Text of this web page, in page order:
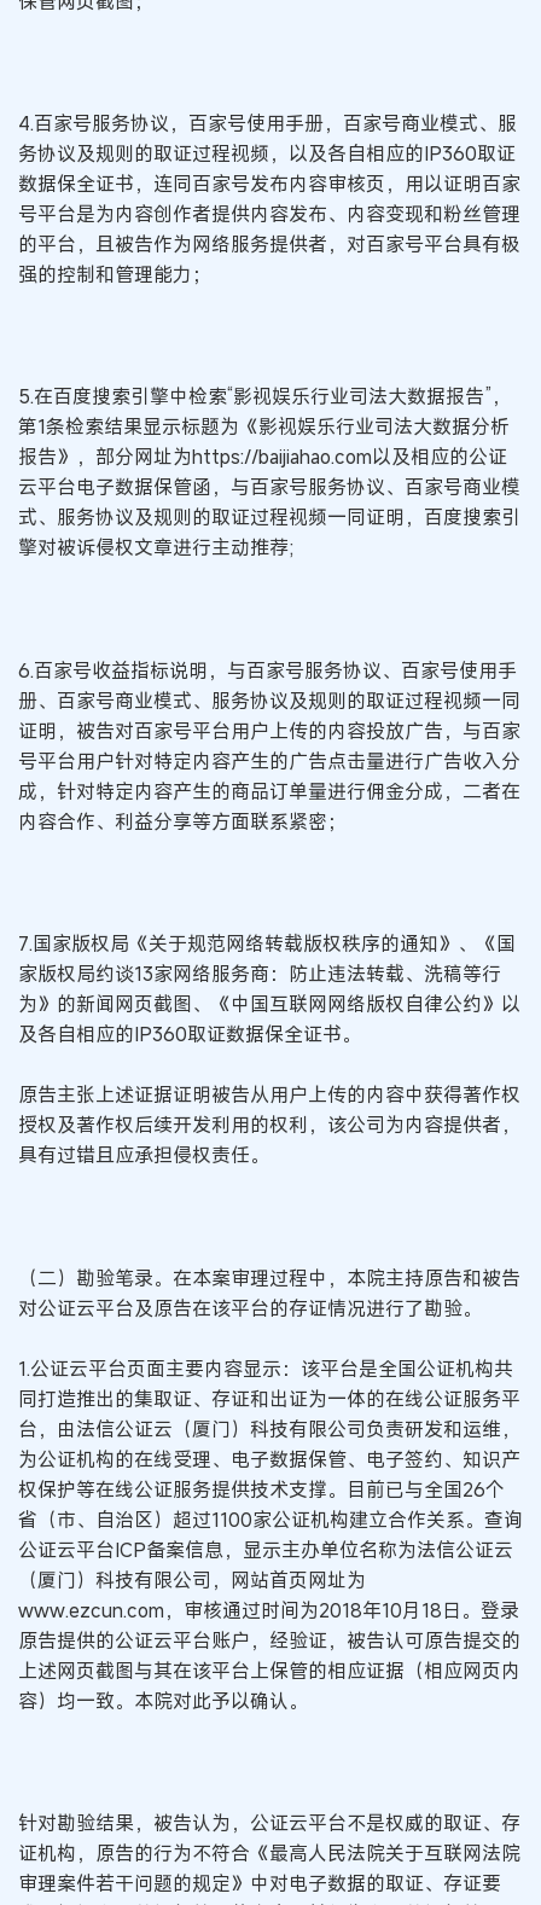
4.百家号服务协议，百家号使用手册，百家号商业模式、服
务协议及规则的取证过程视频，以及各自相应的IP360取证
数据保全证书，连同百家号发布内容审核页，用以证明百家
号平台是为内容创作者提供内容发布、内容变现和粉丝管理
的平台，且被告作为网络服务提供者，对百家号平台具有极
强的控制和管理能力；
5.在百度搜索引擎中检索“影视娱乐行业司法大数据报告”，
第1条检索结果显示标题为《影视娱乐行业司法大数据分析
报告》，部分网址为https://baijiahao.com以及相应的公证
云平台电子数据保管函，与百家号服务协议、百家号商业模
式、服务协议及规则的取证过程视频一同证明，百度搜索引
擎对被诉侵权文章进行主动推荐;
6.百家号收益指标说明，与百家号服务协议、百家号使用手
册、百家号商业模式、服务协议及规则的取证过程视频一同
证明，被告对百家号平台用户上传的内容投放广告，与百家
号平台用户针对特定内容产生的广告点击量进行广告收入分
成，针对特定内容产生的商品订单量进行佣金分成，二者在
内容合作、利益分享等方面联系紧密；
7.国家版权局《关于规范网络转载版权秩序的通知》、《国
家版权局约谈13家网络服务商：防止违法转载、洗稿等行
为》的新闻网页截图、《中国互联网网络版权自律公约》以
及各自相应的IP360取证数据保全证书。
原告主张上述证据证明被告从用户上传的内容中获得著作权
授权及著作权后续开发利用的权利，该公司为内容提供者，
具有过错且应承担侵权责任。
（二）勘验笔录。在本案审理过程中，本院主持原告和被告
对公证云平台及原告在该平台的存证情况进行了勘验。
1.公证云平台页面主要内容显示：该平台是全国公证机构共
同打造推出的集取证、存证和出证为一体的在线公证服务平
台，由法信公证云（厦门）科技有限公司负责研发和运维，
为公证机构的在线受理、电子数据保管、电子签约、知识产
权保护等在线公证服务提供技术支撑。目前已与全国26个
省（市、自治区）超过1100家公证机构建立合作关系。查询
公证云平台ICP备案信息，显示主办单位名称为法信公证云
（厦门）科技有限公司，网站首页网址为
www.ezcun.com，审核通过时间为2018年10月18日。登录
原告提供的公证云平台账户，经验证，被告认可原告提交的
上述网页截图与其在该平台上保管的相应证据（相应网页内
容）均一致。本院对此予以确认。
针对勘验结果，被告认为，公证云平台不是权威的取证、存
证机构，原告的行为不符合《最高人民法院关于互联网法院
审理案件若干问题的规定》中对电子数据的取证、存证要